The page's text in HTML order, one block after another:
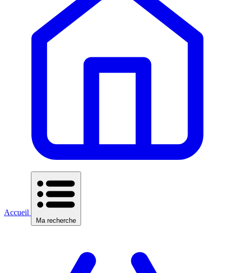
Accueil
Ma recherche